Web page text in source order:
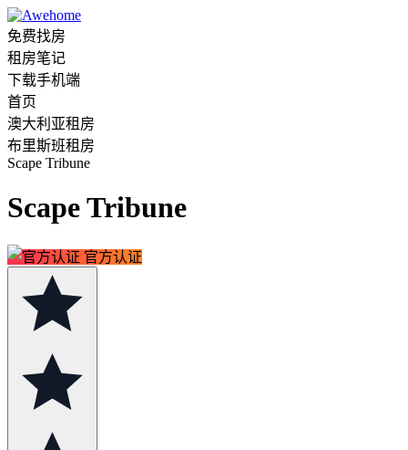
免费找房
租房笔记
下载手机端
首页
澳大利亚租房
布里斯班租房
Scape Tribune
Scape Tribune
官方认证